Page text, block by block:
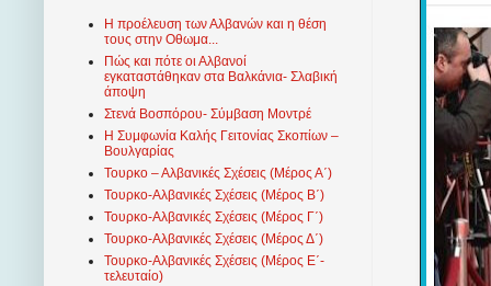
Η προέλευση των Αλβανών και η θέση
τους στην Οθωμα...
Πώς και πότε οι Αλβανοί
εγκαταστάθηκαν στα Βαλκάνια- Σλαβική
άποψη
Στενά Βοσπόρου- Σύμβαση Μοντρέ
Η Συμφωνία Καλής Γειτονίας Σκοπίων –
Βουλγαρίας
Τουρκο – Αλβανικές Σχέσεις (Mέρος Α΄)
Τουρκο-Αλβανικές Σχέσεις (Μέρος Β΄)
Τουρκο-Αλβανικές Σχέσεις (Μέρος Γ΄)
Τουρκο-Αλβανικές Σχέσεις (Μέρος Δ΄)
Τουρκο-Αλβανικές Σχέσεις (Μέρος Ε΄-
τελευταίο)